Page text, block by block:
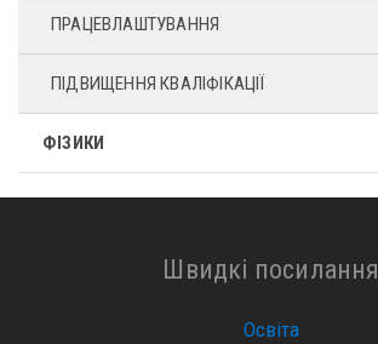
ПРАЦЕВЛАШТУВАННЯ
ПІДВИЩЕННЯ КВАЛІФІКАЦІЇ
ФІЗИКИ
Швидкі посилання
Освіта